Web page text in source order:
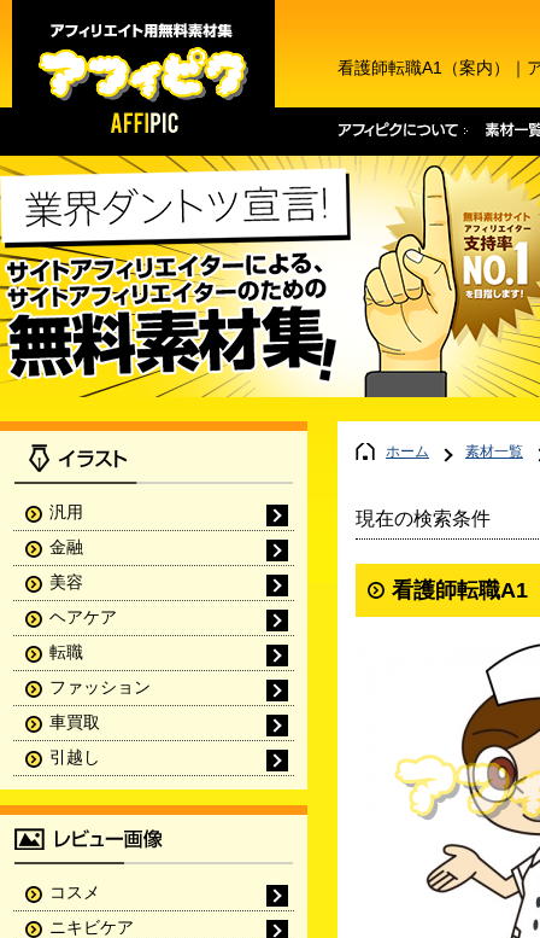
看護師転職A1（案内）｜
ホーム 素材一覧
現在の検索条件
看護師転職A1
汎用
金融
美容
ヘアケア
転職
ファッション
車買取
引越し
コスメ
ニキビケア